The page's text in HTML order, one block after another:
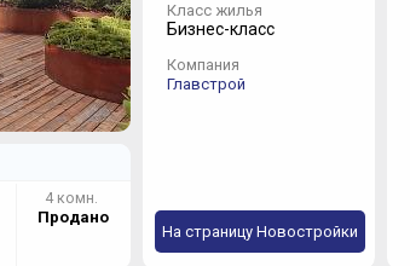
4 комн.
Продано
Класс жилья
Бизнес-класс
Компания
Главстрой
На страницу Новостройки